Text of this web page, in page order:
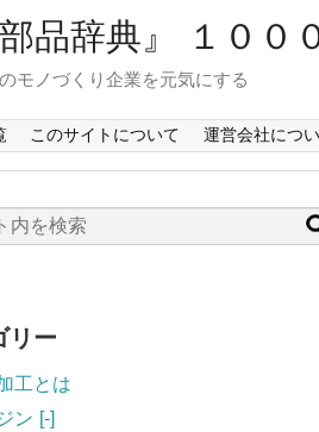
部品辞典』 １０
モノづくり企業を元気にする
このサイトについて 運営会社につ
リー
工とは
ン [-]